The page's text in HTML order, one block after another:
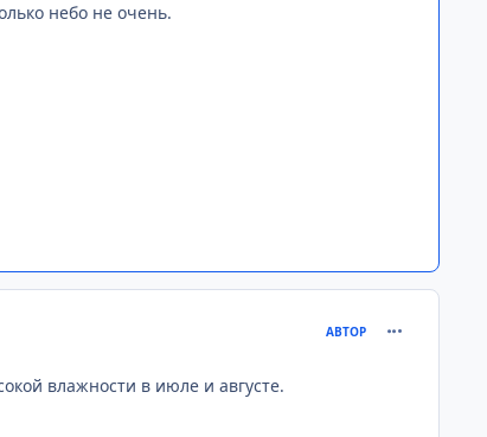
небо не очень.
АВТОР
влажности в июле и августе.